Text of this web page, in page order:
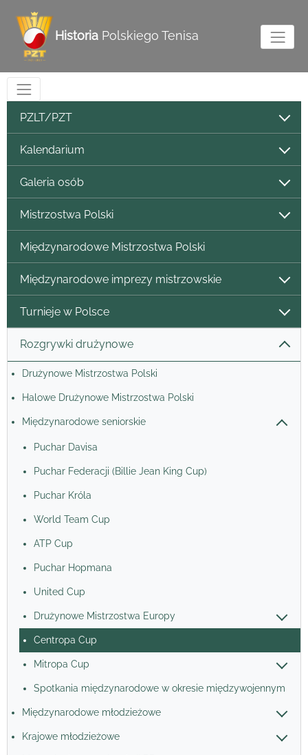
Historia Polskiego Tenisa
PZLT/PZT
Kalendarium
Galeria osób
Mistrzostwa Polski
Międzynarodowe Mistrzostwa Polski
Międzynarodowe imprezy mistrzowskie
Turnieje w Polsce
Rozgrywki drużynowe
Drużynowe Mistrzostwa Polski
Halowe Drużynowe Mistrzostwa Polski
Międzynarodowe seniorskie
Puchar Davisa
Puchar Federacji (Billie Jean King Cup)
Puchar Króla
World Team Cup
ATP Cup
Puchar Hopmana
United Cup
Drużynowe Mistrzostwa Europy
Centropa Cup
Mitropa Cup
Spotkania międzynarodowe w okresie międzywojennym
Międzynarodowe młodzieżowe
Krajowe młodzieżowe